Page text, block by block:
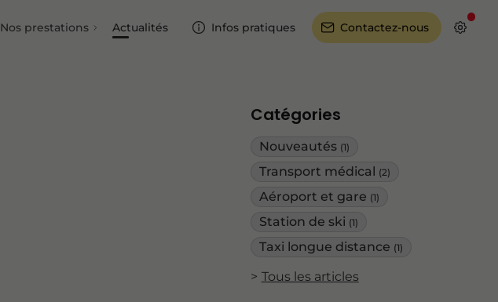
Nos prestations Actualités Infos pratiques Contactez-nous
Catégories
Nouveautés (1)
Transport médical (2)
Aéroport et gare (1)
Station de ski (1)
Taxi longue distance (1)
Tous les articles